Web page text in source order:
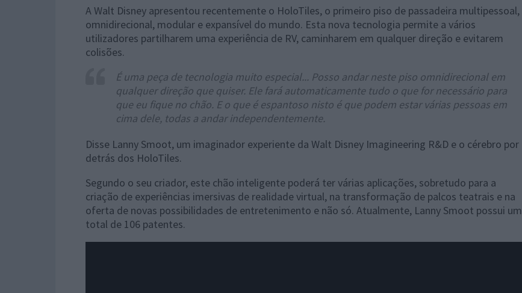
A Walt Disney apresentou recentemente o HoloTiles, o primeiro piso de passadeira multipessoal,
omnidirecional, modular e expansível do mundo. Esta nova tecnologia permite a vários
utilizadores partilharem uma experiência de RV, caminharem em qualquer direção e evitarem
colisões.
É uma peça de tecnologia muito especial... Posso andar neste piso omnidirecional em
qualquer direção que quiser. Ele fará automaticamente tudo o que for necessário para
que eu fique no chão. E o que é espantoso nisto é que podem estar várias pessoas em
cima dele, todas a andar independentemente.
Disse Lanny Smoot, um imaginador experiente da Walt Disney Imagineering R&D e o cérebro por
detrás dos HoloTiles.
Segundo o seu criador, este chão inteligente poderá ter várias aplicações, sobretudo para a
criação de experiências imersivas de realidade virtual, na transformação de palcos teatrais e na
oferta de novas possibilidades de entretenimento e não só. Atualmente, Lanny Smoot possui um
total de 106 patentes.